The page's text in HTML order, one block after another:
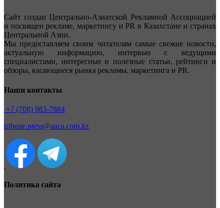
Сайт создан Центрально-Азиатской Рекламной Ассоциацией
и посвящен рекламе, маркетингу и PR в Казахстане и странах
Центральной Азии.
Мы предоставляем своим читателям самые свежие новости,
актуальную информацию, интервью с ведущими
специалистами, интересные и полезные статьи, рейтинги и
обзоры, касающиеся рынка рекламы, маркетинга и PR.
Наши контакты
+7 (708) 983-7884
tribune.press@aaca.com.kz
Политика сайта